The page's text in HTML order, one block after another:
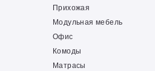
Прихожая
Модульная мебель
Офис
Комоды
Матрасы